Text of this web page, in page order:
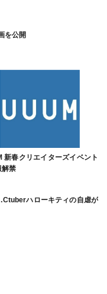
を公開
新春クリエイターズイベント
解禁
ハローキティの自虐が